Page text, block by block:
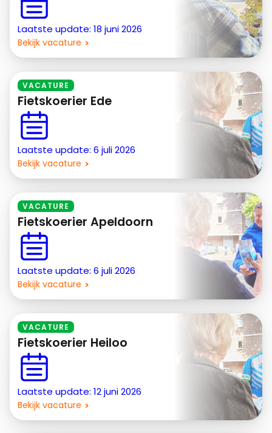
Laatste update: 18 juni 2026
Bekijk vacature
VACATURE
Fietskoerier Ede
Laatste update: 6 juli 2026
Bekijk vacature
VACATURE
Fietskoerier Apeldoorn
Laatste update: 6 juli 2026
Bekijk vacature
VACATURE
Fietskoerier Heiloo
Laatste update: 12 juni 2026
Bekijk vacature